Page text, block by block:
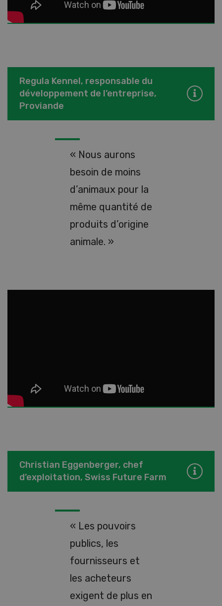
Regula Kennel, responsable du
développement de l’entreprise,
Proviande
« Nous aurons
besoin de moins
d’animaux pour la
même quantité de
produits d’origine
animale. »
Christian Eggenberger, chef
d’exploitation, Swiss Future Farm
« Les pouvoirs
publics, les
fournisseurs et
les acheteurs
exigent de plus en